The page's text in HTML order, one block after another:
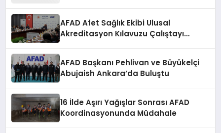
AFAD Afet Sağlık Ekibi Ulusal
Akreditasyon Kılavuzu Çalıştayı
AFAD Başkanı Pehlivan ve Büyükelçi
Abujaish Ankara’da Buluştu
16 İlde Aşırı Yağışlar Sonrası AFAD
Koordinasyonunda Müdahale